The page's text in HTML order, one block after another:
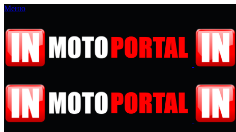
Меню